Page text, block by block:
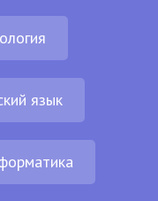
язык